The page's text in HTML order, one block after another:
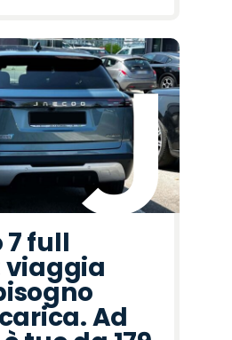
7 full
viaggia
Ad